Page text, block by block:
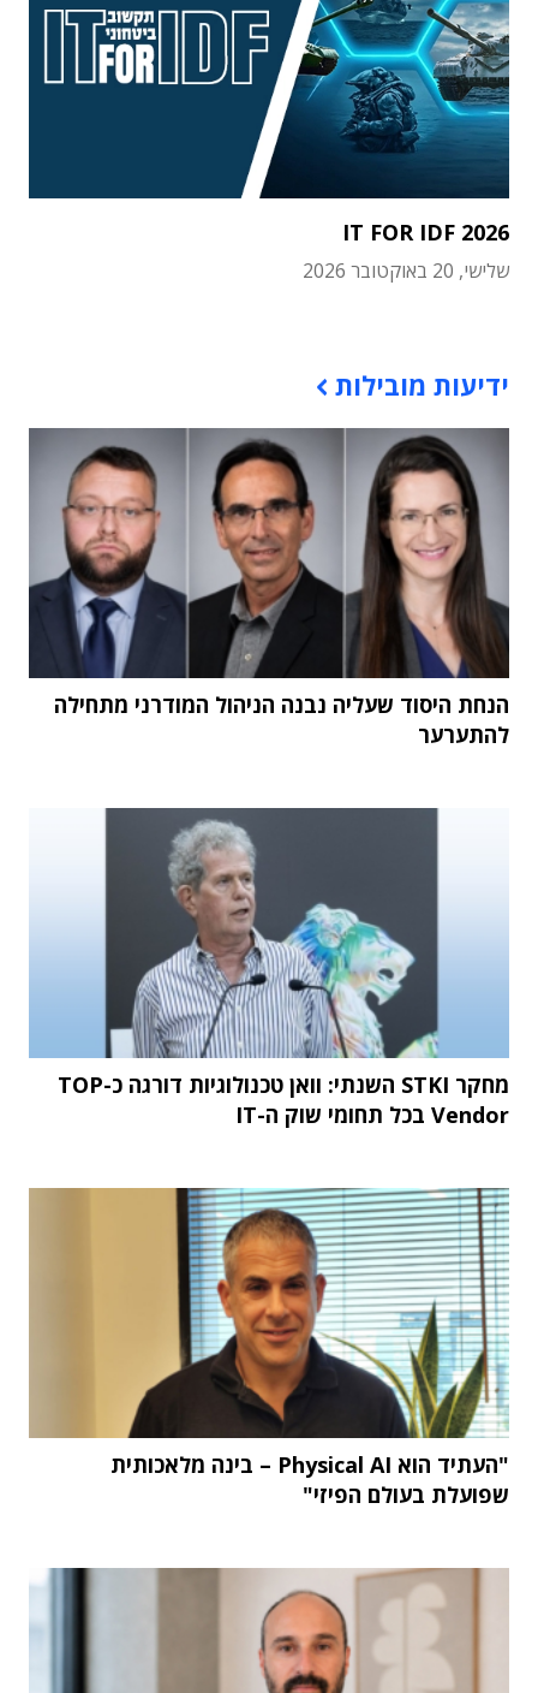
IT FOR IDF 2026
שלישי, 20 באוקטובר 2026
ידיעות מובילות
הנחת היסוד שעליה נבנה הניהול המודרני מתחילה
להתערער
מחקר STKI השנתי: וואן טכנולוגיות דורגה כ-TOP
Vendor בכל תחומי שוק ה-IT
"העתיד הוא Physical AI – בינה מלאכותית
שפועלת בעולם הפיזי"